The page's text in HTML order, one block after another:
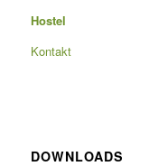
Hostel
Kontakt
DOWNLOADS